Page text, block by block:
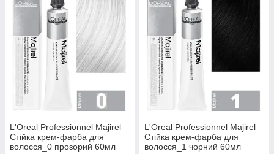
L'Oreal Professionnel Majirel
Стійка крем-фарба для
волосся_0 прозорий 60мл
L'Oreal Professionnel Majirel
Стійка крем-фарба для
волосся_1 чорний 60мл